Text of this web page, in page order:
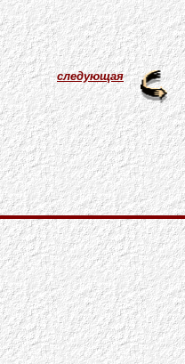
следующая